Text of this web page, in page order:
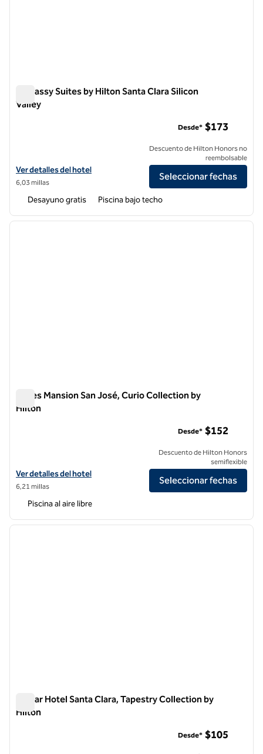
Embassy Suites by Hilton Santa Clara Silicon
Valley
Ver detalles del hotel Embassy Suites by Hilton Santa Clara Silicon
Ver detalles del hotel
6,03 millas
Desde* $173
Descuento de Hilton Honors no
reembolsable
Seleccionar fechas
Desayuno gratis Piscina bajo techo
1 de 12
Hayes Mansion San José, Curio Collection by
Hilton
Ver detalles del hotel Hayes Mansion San Jose, Curio Collection by
Ver detalles del hotel
6,21 millas
Desde* $152
Descuento de Hilton Honors
semiflexible
Seleccionar fechas
Piscina al aire libre
1 de 12
Avatar Hotel Santa Clara, Tapestry Collection by
Hilton
Desde* $105